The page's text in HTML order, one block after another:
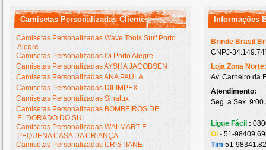
Camisetas Personalizadas Clientes
Camisetas Personalizadas Wave Tools Surf Porto
Alegre
Camisetas Personalizadas Oi Porto Alegre
Camisetas Personalizadas AYSHA JACOBSEN
Camisetas Personalizadas ANA PAULA
Camisetas Personalizadas DILIMPEX
Camisetas Personalizadas Sinalux
Camisetas Personalizadas BOMBEIROS DE
ELDORADO DO SUL
Camisetas Personalizadas WALMART E
PEQUENA CASA DA CRIANÇA
Camisetas Personalizadas CRISTIANE
Informações
Brinde Brasil
CNPJ-
Loja Zona
Av. Carneiro da
Atendimento:
Seg. a Sex.
Ligue Fácil :
Oi - 51-
Tim 51-